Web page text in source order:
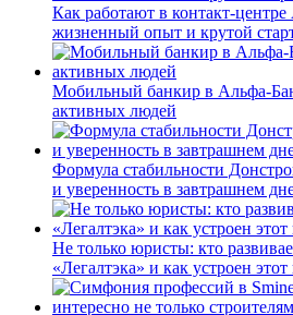
Как работают в контакт-
жизненный опыт и крутой
Мобильный банкир в Альфа-
активных людей
Формула стабильности
и уверенность в завтрашнем
Не только юристы: кто
«Легалтэка» и как устроен этот